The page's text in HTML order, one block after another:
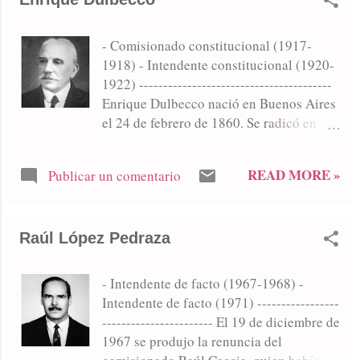
En sus prime...
que se inauguraría en 1947. Ejerció el
cargo de intendente hasta el 29 de julio
de 1944, cuando le traspasó el poder
comunal al Mayor Alfredo Arrieta.
Falleció el 7 de enero de 1960.
- Comisionado constitucional (1917-
1918) - Intendente constitucional (1920-
1922) ----------------------------------------
Enrique Dulbecco nació en Buenos Aires
el 24 de febrero de 1860. Se radicó en
comisionado municipal en 1917-1918 e
Publicar un comentario READ MORE »
Raúl López Pedraza
- Intendente de facto (1967-1968) -
Intendente de facto (1971) -----------------
----------------------- El 19 de diciembre de
1967 se produjo la renuncia del